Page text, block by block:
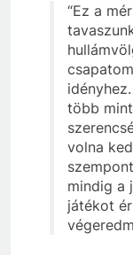
“Ez a
több
volna
mindig a
játékot